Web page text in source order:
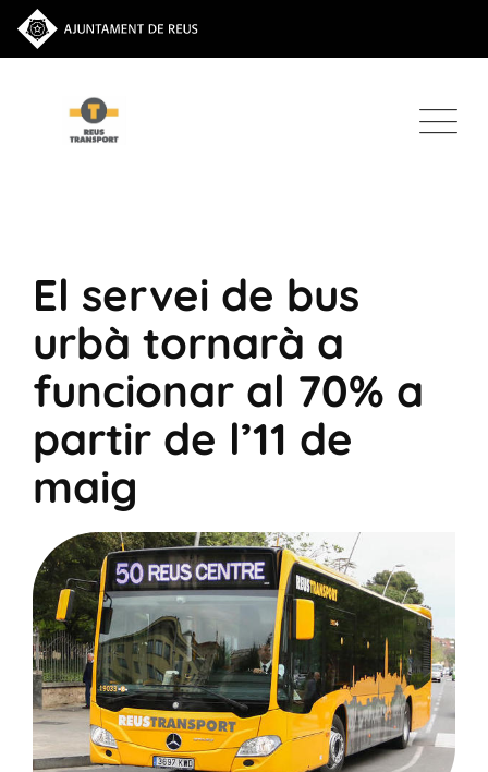
El servei de bus
urbà tornarà a
funcionar al 70% a
partir de l’11 de
maig